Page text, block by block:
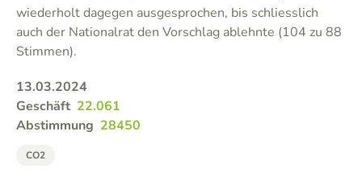
wiederholt dagegen ausgesprochen, bis schliesslich
auch der Nationalrat den Vorschlag ablehnte (104 zu 88
Stimmen).
13.03.2024
Geschäft 22.061
Abstimmung 28450
CO2